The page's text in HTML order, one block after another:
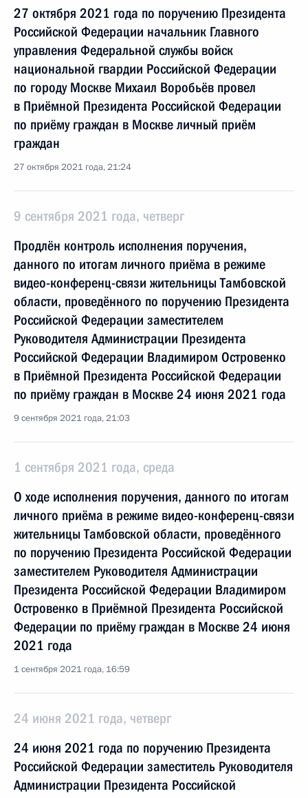
27 октября 2021 года по поручению Президента
Российской Федерации начальник Главного
управления Федеральной службы войск
национальной гвардии Российской Федерации
по городу Москве Михаил Воробьёв провел
в Приёмной Президента Российской Федерации
по приёму граждан в Москве личный приём
граждан
27 октября 2021 года, 21:24
9 сентября 2021 года, четверг
Продлён контроль исполнения поручения,
данного по итогам личного приёма в режиме
видео-конференц-связи жительницы Тамбовской
области, проведённого по поручению Президента
Российской Федерации заместителем
Руководителя Администрации Президента
Российской Федерации Владимиром Островенко
в Приёмной Президента Российской Федерации
по приёму граждан в Москве 24 июня 2021 года
9 сентября 2021 года, 21:03
1 сентября 2021 года, среда
О ходе исполнения поручения, данного по итогам
личного приёма в режиме видео-конференц-связи
жительницы Тамбовской области, проведённого
по поручению Президента Российской Федерации
заместителем Руководителя Администрации
Президента Российской Федерации Владимиром
Островенко в Приёмной Президента Российской
Федерации по приёму граждан в Москве 24 июня
2021 года
1 сентября 2021 года, 16:59
24 июня 2021 года, четверг
24 июня 2021 года по поручению Президента
Российской Федерации заместитель Руководителя
Администрации Президента Российской